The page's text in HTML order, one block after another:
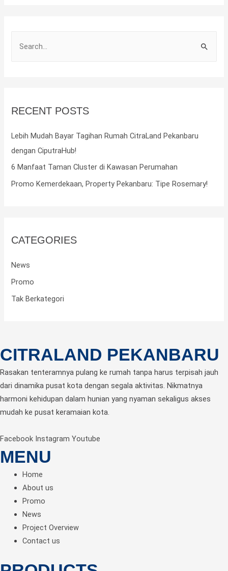
h
:
RECENT POSTS
Lebih Mudah Bayar Tagihan Rumah CitraLand Pekanbaru
dengan CiputraHub!
6 Manfaat Taman Cluster di Kawasan Perumahan
Promo Kemerdekaan, Property Pekanbaru: Tipe Rosemary!
CATEGORIES
News
Promo
Tak Berkategori
CITRALAND PEKANBARU
Rasakan tenteramnya pulang ke rumah tanpa harus terpisah jauh
dari dinamika pusat kota dengan segala aktivitas. Nikmatnya
harmoni kehidupan dalam hunian yang nyaman sekaligus akses
mudah ke pusat keramaian kota.
Facebook Instagram Youtube
MENU
Home
About us
Promo
News
Project Overview
Contact us